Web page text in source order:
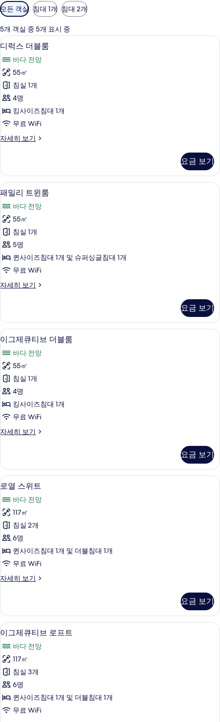
객
실
에
사
용
가
능
한
필
터
모든 객실 침대 1개 침대 2개
5개 객실 중 5개 표시 중
디
럭
스
더
블
룸
사
모
보
기
디럭스 더블룸 | 고급 침구, 무료 WiFi,
19
디럭스 더블룸
바다 전망
55㎡
침실 1개
4명
킹사이즈침대 1개
무료 WiFi
자세히 보기
디
블
룸
자
세
히
보
기
요금 보기
패
밀
리
트
윈
룸
사
모
보
기
17
패밀리 트윈룸
바다 전망
55㎡
침실 1개
5명
퀸사이즈침대 1개 및 슈퍼싱글침대 1개
무료 WiFi
자세히 보기
패
윈
룸
자
세
히
보
기
요금 보기
이
그
제
큐
티
브
더
룸
진
모
두
보
기
이그제큐티브 더블룸 | 고급 침구, 무료
24
이그제큐티브 더블룸
바다 전망
55㎡
침실 1개
4명
킹사이즈침대 1개
무료 WiFi
자세히 보기
이
티
브
더
룸
자
세
히
보
기
요금 보기
로
스
위
트
사
진
두
기
5
로열 스위트
바다 전망
117㎡
침실 2개
6명
퀸사이즈침대 1개 및 더블침대 1개
무료 WiFi
자세히 보기
로
트
자
세
히
보
기
요금 보기
이
그
제
큐
티
브
로
이그제큐티브 로프트 | 고급 침구, 무료
35
이그제큐티브 로프트
바다 전망
117㎡
침실 3개
6명
퀸사이즈침대 1개 및 더블침대 1개
무료 WiFi